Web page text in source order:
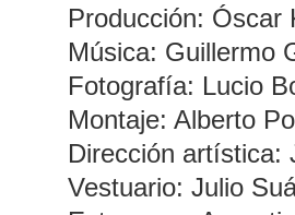
Producción: Óscar
Música: Guillermo
Fotografía: Lucio
Montaje: Alberto
Dirección artística:
Vestuario: Julio